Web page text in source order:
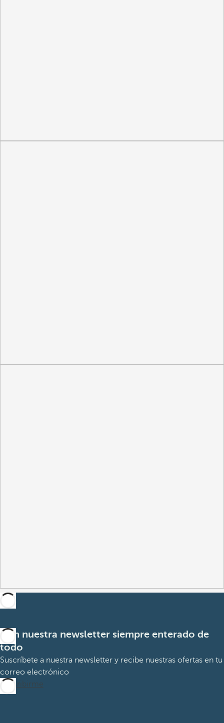
Con nuestra newsletter siempre enterado de
todo
Suscríbete a nuestra newsletter y recibe nuestras ofertas en tu
correo electrónico
Suscribirme